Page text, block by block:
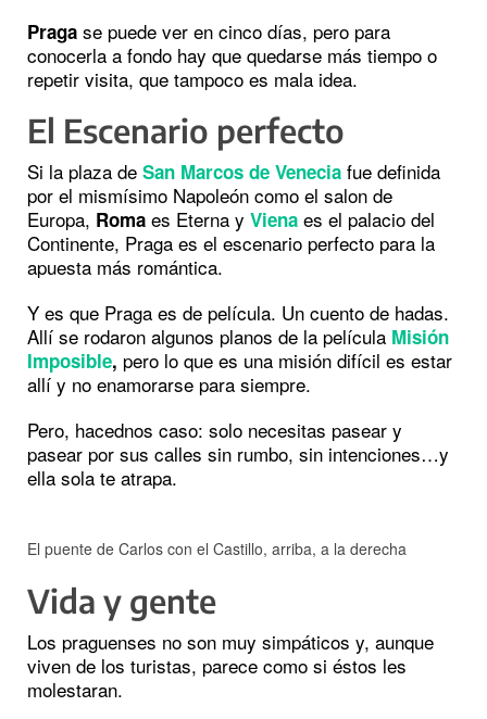
Praga se puede ver en cinco días, pero para
conocerla a fondo hay que quedarse más tiempo o
repetir visita, que tampoco es mala idea.
El Escenario perfecto
Si la plaza de San Marcos de Venecia fue definida
por el mismísimo Napoleón como el salon de
Europa, Roma es Eterna y Viena es el palacio del
Continente, Praga es el escenario perfecto para la
apuesta más romántica.
Y es que Praga es de película. Un cuento de hadas.
Allí se rodaron algunos planos de la película Misión
Imposible, pero lo que es una misión difícil es estar
allí y no enamorarse para siempre.
Pero, hacednos caso: solo necesitas pasear y
pasear por sus calles sin rumbo, sin intenciones…y
ella sola te atrapa.
El puente de Carlos con el Castillo, arriba, a la derecha
Vida y gente
Los praguenses no son muy simpáticos y, aunque
viven de los turistas, parece como si éstos les
molestaran.